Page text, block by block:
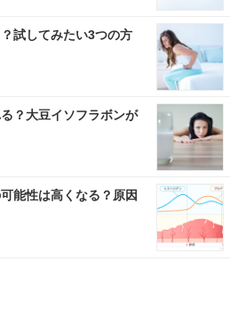
試してみたい3つの方
？大豆イソフラボンが
能性は高くなる？原因